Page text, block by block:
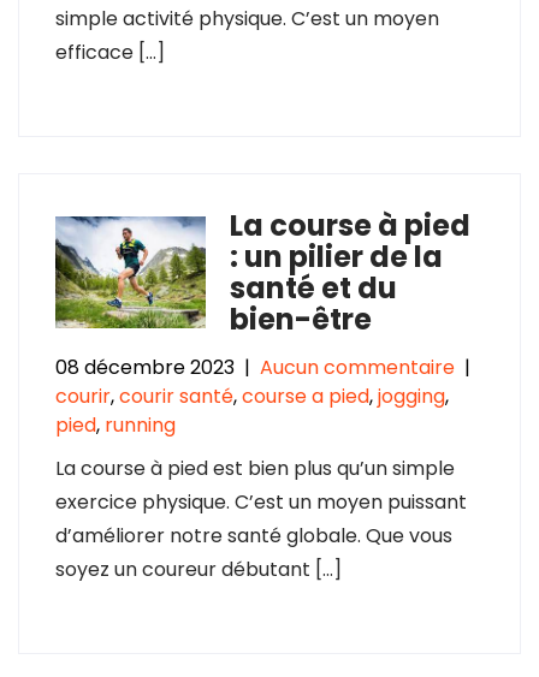
simple activité physique. C’est un moyen
efficace […]
La course à pied
: un pilier de la
santé et du
bien-être
08 décembre 2023 | Aucun commentaire |
courir,courir santé,course a pied,jogging,
pied, running
La course à pied est bien plus qu’un simple
exercice physique. C’est un moyen puissant
d’améliorer notre santé globale. Que vous
soyez un coureur débutant […]